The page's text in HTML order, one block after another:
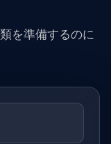
を準備するのに